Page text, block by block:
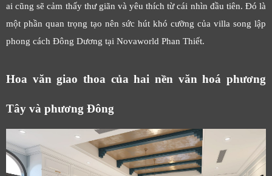
ai cũng sẽ cảm thấy thư giãn và yêu thích từ cái nhìn đầu tiên. Đó là
một phần quan trọng tạo nên sức hút khó cưỡng của villa song lập
phong cách Đông Dương tại Novaworld Phan Thiết.
Hoa văn giao thoa của hai nền văn hoá phương
Tây và phương Đông